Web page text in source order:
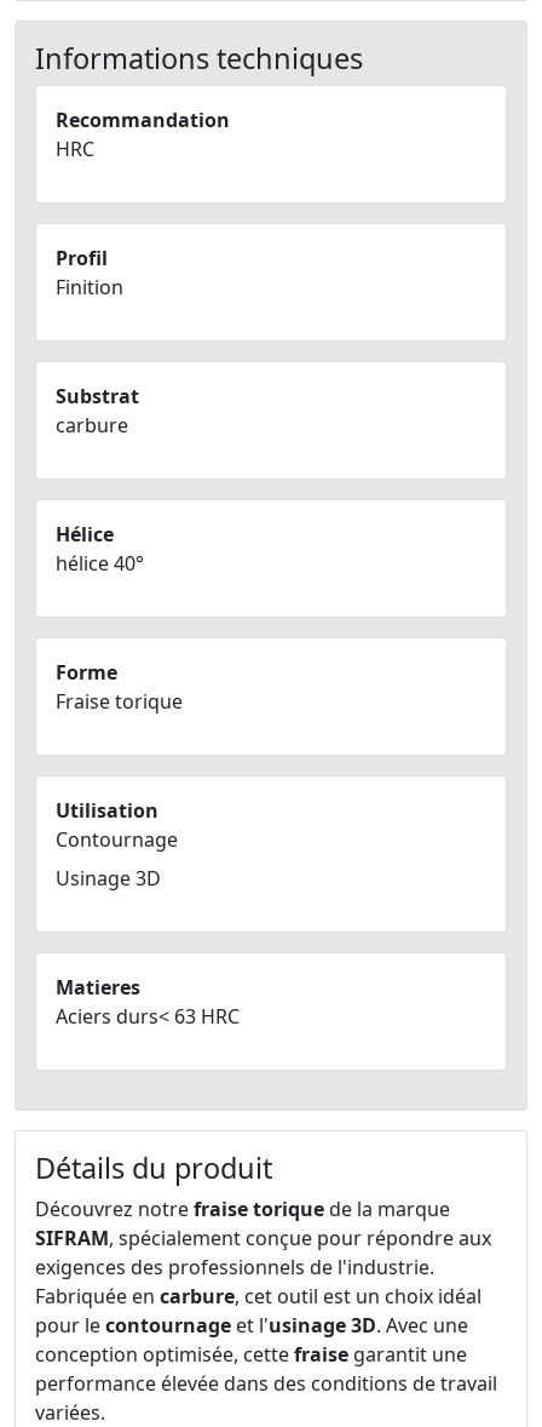
Informations techniques
Recommandation
HRC
Profil
Finition
Substrat
carbure
Hélice
hélice 40°
Forme
Fraise torique
Utilisation
Contournage
Usinage 3D
Matieres
Aciers durs< 63 HRC
Détails du produit
Découvrez notrefraise toriquede la marque
SIFRAM, spécialement conçue pour répondre aux
exigences des professionnels de l'industrie.
Fabriquée en carbure, cet outil est un choix idéal
pour lecontournage et l'usinage 3D. Avec une
conception optimisée, cettefraise garantit une
performance élevée dans des conditions de travail
variées.